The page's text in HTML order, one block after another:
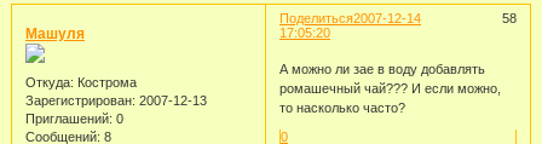
Поделиться 58
2007-12-14
17:05:20
Машуля
Откуда: Кострома
Зарегистрирован: 2007-12-13
Приглашений: 0
Сообщений: 8
А можно ли зае в воду добавлять
ромашечный чай??? И если можно,
то насколько часто?
0